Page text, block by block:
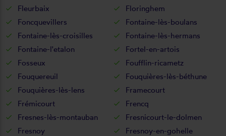
Fleurbaix
Floringhem
Foncquevillers
Fontaine-lès-boulans
Fontaine-lès-croisilles
Fontaine-lès-hermans
Fontaine-l'etalon
Fortel-en-artois
Fosseux
Foufflin-ricametz
Fouquereuil
Fouquières-lès-béthune
Fouquières-lès-lens
Framecourt
Frémicourt
Frencq
Fresnes-lès-montauban
Fresnicourt-le-dolmen
Fresnoy
Fresnoy-en-gohelle